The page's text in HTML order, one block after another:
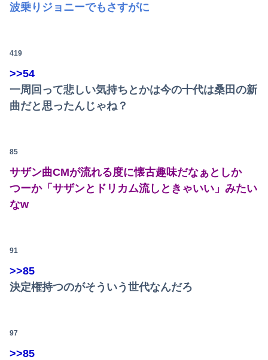
Powered by livedoor 相互RSS
波乗りジョニーでもさすがに
419
>>54
一周回って悲しい気持ちとかは今の十代は桑田の新
曲だと思ったんじゃね？
85
サザン曲CMが流れる度に懐古趣味だなぁとしか
つーか「サザンとドリカム流しときゃいい」みたい
なw
91
>>85
決定権持つのがそういう世代なんだろ
97
>>85